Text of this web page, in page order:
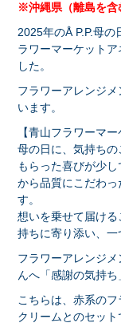
※沖縄県（離島を含
2025年のÅ P.P.母
ラワーマーケット
した。
フラワーアレンジ
います。
【青山フラワーマ
母の日に、気持ちの
もらった喜びが少
から品質にこだわ
す。
想いを乗せて届け
持ちに寄り添い、一
フラワーアレンジ
んへ「感謝の気持ち
こちらは、赤系のフ
クリームとのセット